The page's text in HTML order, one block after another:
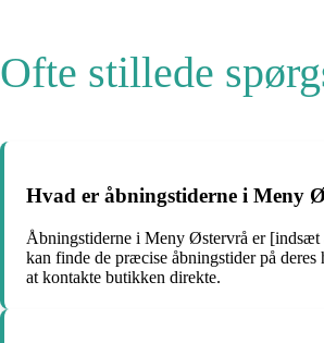
Ofte stillede
Hvad er åbningstiderne i Meny
Åbningstiderne i Meny Østervrå er [indsæt
kan finde de præcise åbningstider på deres
at kontakte butikken direkte.